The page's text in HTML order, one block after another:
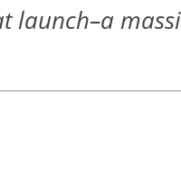
launch–a